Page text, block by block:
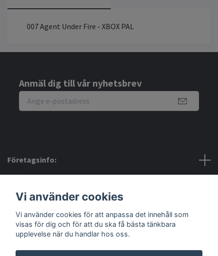
007 Agent Under Fire - XBOX PAL
Anmäl dig till vår nyhetsbrev
Företagsinfo:
Sociala medier
Vi använder cookies
Vi använder cookies för att anpassa det innehåll som
visas för dig och för att du ska få bästa tänkbara
upplevelse när du handlar hos oss.